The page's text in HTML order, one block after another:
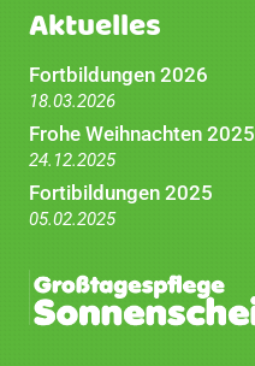
Aktuelles
Fortbildungen 2026
18.03.2026
Frohe Weihnachten 2025
24.12.2025
Fortibildungen 2025
05.02.2025